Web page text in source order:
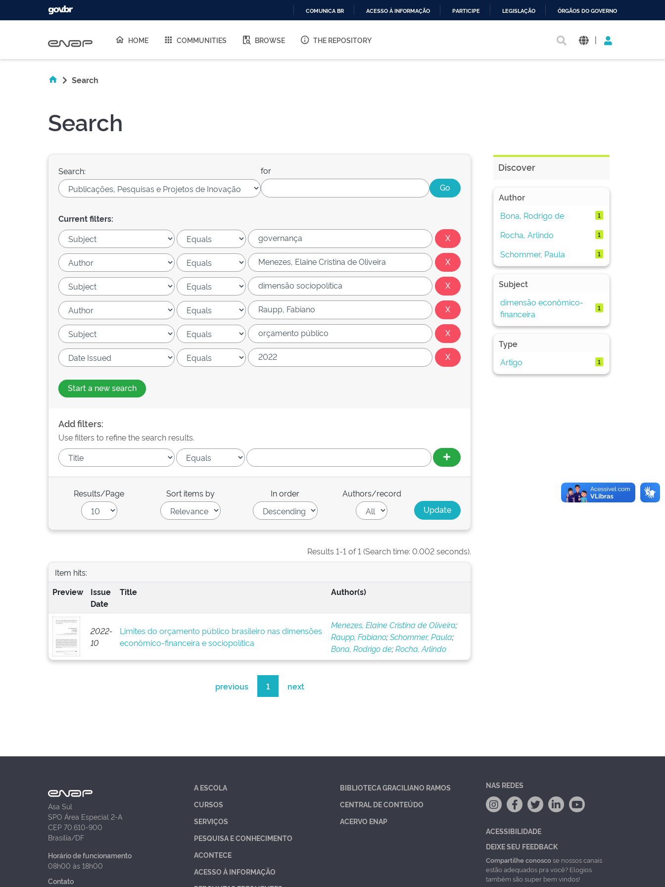
O
COMUNICA BR ACESSO À INFORMAÇÃO PARTICIPE LEGISLAÇÃO ÓRGÃOS DO GOVERNO
HOME COMMUNITIES BROWSE THE REPOSITORY |
Search
Search
Search: for
Current filters:
Start a new search
Add filters:
Use filters to refine the search results.
Results/Page Sort items by In order Authors/record
Results 1-1 of 1 (Search time: 0.002 seconds).
Item hits:
Preview
Issue
Date
Title Author(s)
2022-
10
Limites do orçamento público brasileiro nas dimensões
econômico-financeira e sociopolítica
Menezes, Elaine Cristina de Oliveira;
Raupp, Fabiano;Schommer, Paula;
Bona, Rodrigo de;Rocha, Arlindo
previous 1 next
Discover
Author
Bona, Rodrigo de
1
Rocha, Arlindo 1
Schommer, Paula 1
Subject
dimensão econômico-
financeira
1
Type
Artigo
1
Asa Sul
SPO Área Especial 2-A
CEP 70.610-900
Brasília/DF
Horário de funcionamento
08h00 às 18h00
Contato
A ESCOLA
CURSOS
SERVIÇOS
PESQUISA E CONHECIMENTO
ACONTECE
ACESSO À INFORMAÇÃO
BIBLIOTECA GRACILIANO RAMOS
CENTRAL DE CONTEÚDO
ACERVO ENAP
NAS REDES
ACESSIBILIDADE
DEIXE SEU FEEDBACK
Compartilhe conoscose nossos canais
estão adequados pra você? Elogios
também são super bem vindos!